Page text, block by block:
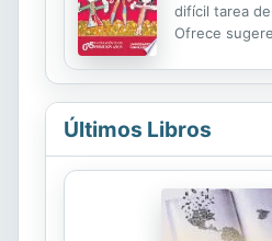
difícil tarea
Ofrece
Últimos Libros